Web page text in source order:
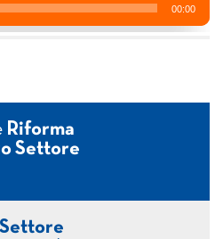
Riforma
Settore
Settore